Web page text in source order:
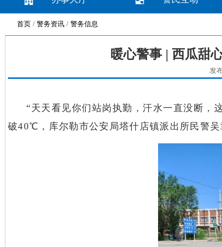
首页 / 警务资讯 / 警务信息
暖心警事 | 西瓜甜
发
“天天看见你们站岗执勤，汗水一直没断，
破40℃，库尔勒市公安局塔什店镇派出所民警